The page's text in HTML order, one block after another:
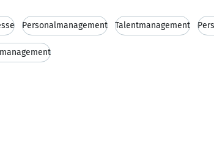
Personalmanagement Talentmanagement